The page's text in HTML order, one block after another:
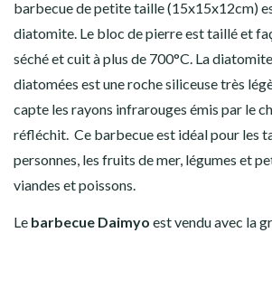
barbecue de petite taille (15x15x12cm)
diatomite. Le bloc de pierre est taillé et
séché et cuit à plus de 700°C. La
diatomées est une roche siliceuse très
capte les rayons infrarouges émis par le
réfléchit. Ce barbecue est idéal pour les
personnes, les fruits de mer, légumes et
viandes et poissons.
Le barbecue Daimyo est vendu avec la